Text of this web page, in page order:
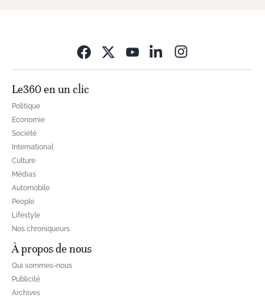
Le360 en un clic
Politique
Economie
Société
International
Culture
Médias
Automobile
People
Lifestyle
Nos chroniqueurs
À propos de nous
Qui sommes-nous
Publicité
Archives